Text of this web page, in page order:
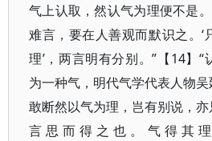
气上认取，然认气为理便不是
难言，要在人善观而默识之。‘
理’，两言明有分别。”【14】“
为一种气，明代气学代表人物
敢断然以气为理，岂有别说，亦
言思而得之也。气得其